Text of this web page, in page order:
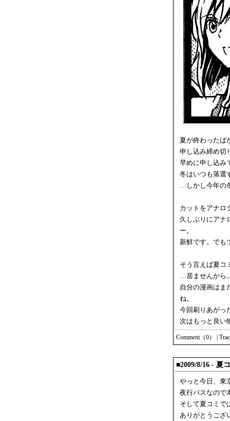
夏が終わったば
申し込み締め切
早めに申し込み
冬はいつも落選
…しかし今年の
カットをアナロ
久しぶりにアナ
ー。
新鮮です。でも
そう言えば夏コ
…居ませんから
自分の漫画はま
ね。
今回刷りあがっ
次はもっと良い
Comment（0）
■2009/8/16 - 夏
やっと今日、東
夜行バスなので
そして夏コミで
ありがとうござ